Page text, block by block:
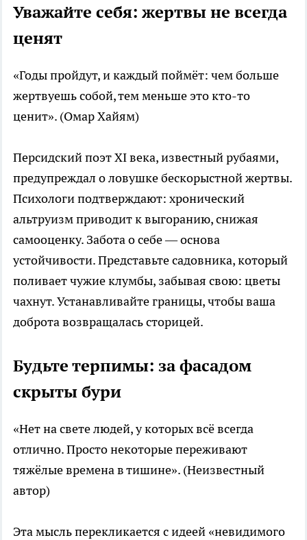
Уважайте себя: жертвы не всегда
ценят
«Годы пройдут, и каждый поймёт: чем больше
жертвуешь собой, тем меньше это кто-то
ценит». (Омар Хайям)
Персидский поэт XI века, известный рубаями,
предупреждал о ловушке бескорыстной жертвы.
Психологи подтверждают: хронический
альтруизм приводит к выгоранию, снижая
самооценку. Забота о себе — основа
устойчивости. Представьте садовника, который
поливает чужие клумбы, забывая свою: цветы
чахнут. Устанавливайте границы, чтобы ваша
доброта возвращалась сторицей.
Будьте терпимы: за фасадом
скрыты бури
«Нет на свете людей, у которых всё всегда
отлично. Просто некоторые переживают
тяжёлые времена в тишине». (Неизвестный
автор)
Эта мысль перекликается с идеей «невидимого